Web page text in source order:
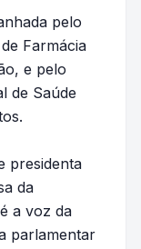
pelo
Farmácia
e pelo
de Saúde
presidenta
da
a voz da
parlamentar